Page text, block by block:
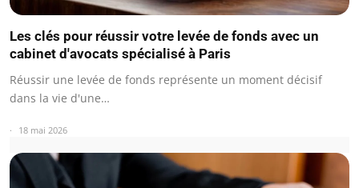
Les clés pour réussir votre levée de fonds avec un
cabinet d'avocats spécialisé à Paris
Réussir une levée de fonds représente un moment décisif
dans la vie d'une…
18 mai 2026